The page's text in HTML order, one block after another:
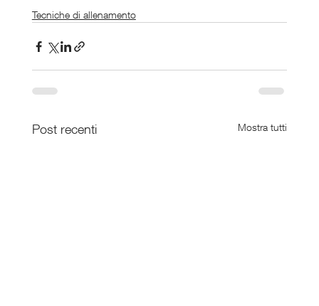
Tecniche di allenamento
Post recenti Mostra tutti